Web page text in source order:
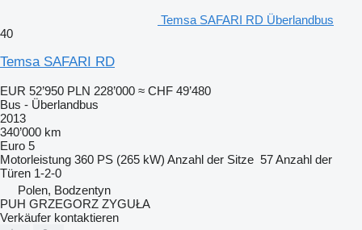
Temsa SAFARI RD Überlandbus
40
Temsa SAFARI RD
EUR 52’950 PLN 228’000 ≈ CHF 49’480
Bus - Überlandbus
2013
340’000 km
Euro 5
Motorleistung 360 PS (265 kW) Anzahl der Sitze 57Anzahl der
Türen 1-2-0
Polen, Bodzentyn
PUH GRZEGORZ ZYGUŁA
Verkäufer kontaktieren